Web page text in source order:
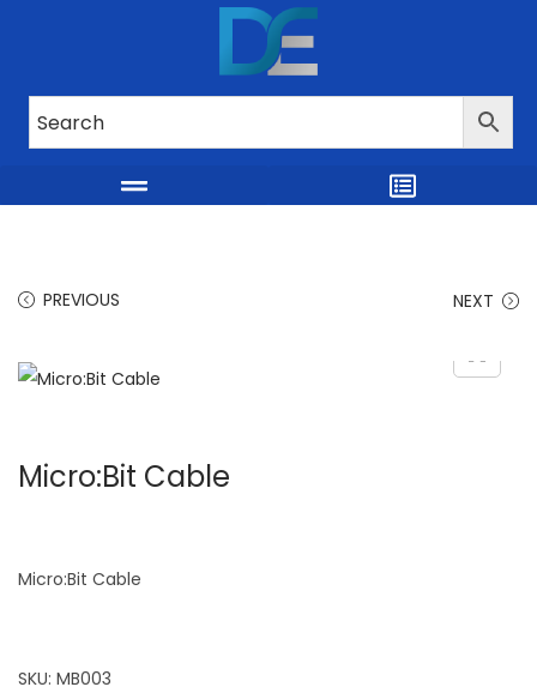
PREVIOUS NEXT
Micro:Bit Cable
Micro:Bit Cable
SKU: MB003